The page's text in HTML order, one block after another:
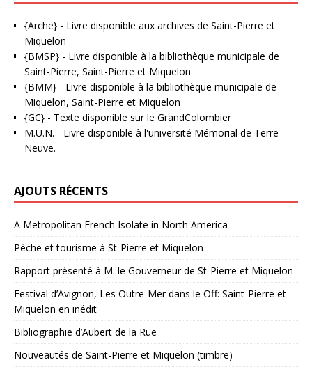
{Arche} - Livre disponible aux archives de Saint-Pierre et
Miquelon
{BMSP} - Livre disponible à la bibliothèque municipale de
Saint-Pierre, Saint-Pierre et Miquelon
{BMM} - Livre disponible à la bibliothèque municipale de
Miquelon, Saint-Pierre et Miquelon
{GC} - Texte disponible sur le GrandColombier
M.U.N. - Livre disponible à l'université Mémorial de Terre-
Neuve.
AJOUTS RÉCENTS
A Metropolitan French Isolate in North America
Pêche et tourisme à St-Pierre et Miquelon
Rapport présenté à M. le Gouverneur de St-Pierre et Miquelon
Festival d’Avignon, Les Outre-Mer dans le Off: Saint-Pierre et
Miquelon en inédit
Bibliographie d’Aubert de la Rüe
Nouveautés de Saint-Pierre et Miquelon (timbre)